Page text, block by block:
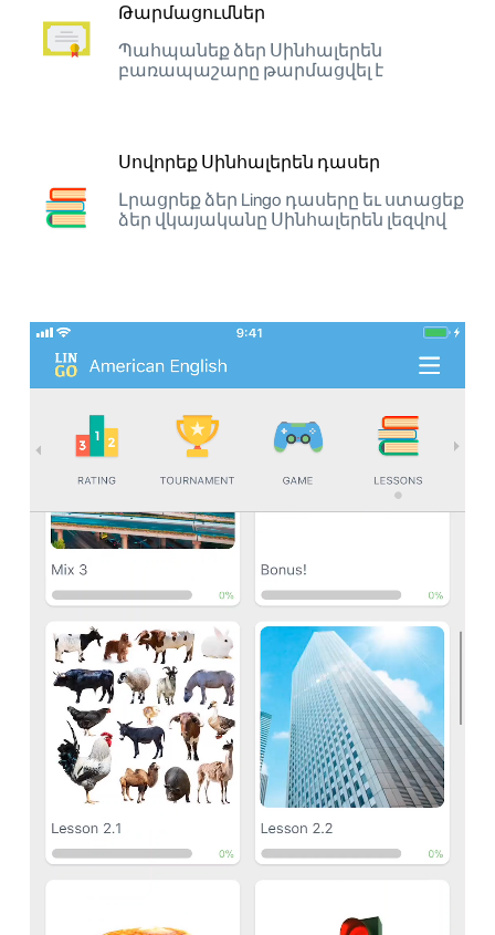
Թարմացումներ
Պահպանեք ձեր Սինհալերեն
բառապաշարը թարմացվել է
Սովորեք Սինհալերեն դասեր
Լրացրեք ձեր Lingo դասերը եւ ստացեք
ձեր վկայականը Սինհալերեն լեզվով